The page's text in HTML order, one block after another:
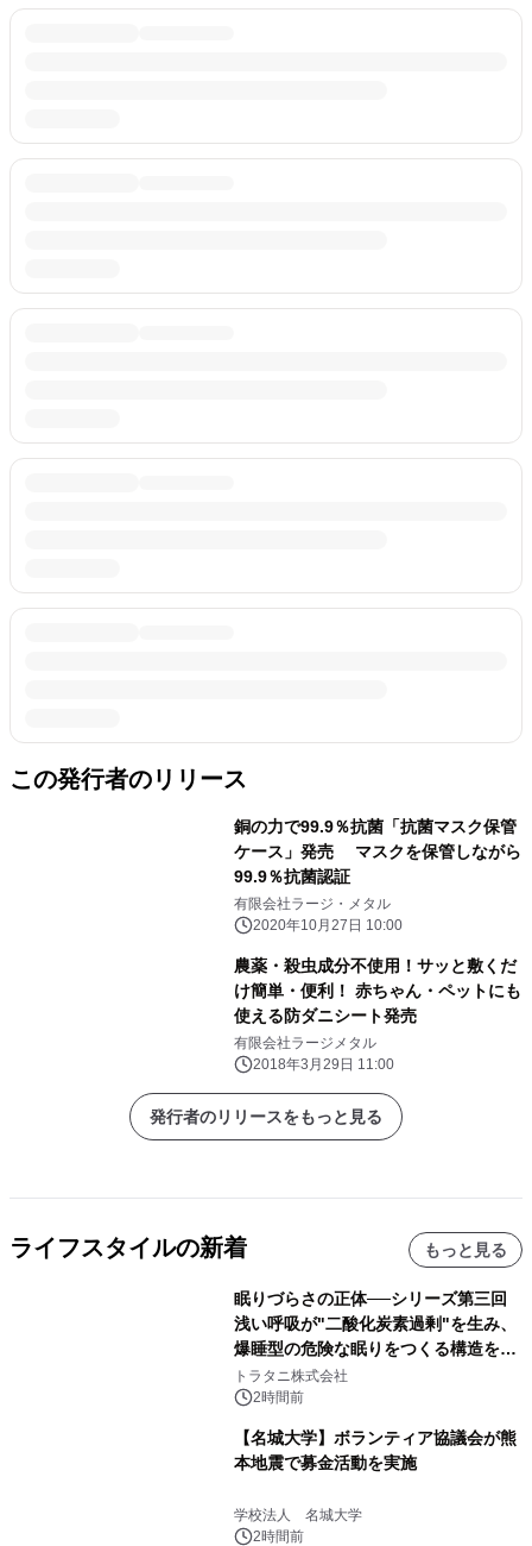
この発行者のリリース
銅の力で99.9％抗菌「抗菌マスク保管
ケース」発売 マスクを保管しながら
99.9％抗菌認証
有限会社ラージ・メタル
2020年10月27日 10:00
農薬・殺虫成分不使用！サッと敷くだ
け簡単・便利！ 赤ちゃん・ペットにも
使える防ダニシート発売
有限会社ラージメタル
2018年3月29日 11:00
発行者のリリースをもっと見る
ライフスタイルの新着 もっと見る
眠りづらさの正体──シリーズ第三回
浅い呼吸が"二酸化炭素過剰"を生み、
爆睡型の危険な眠りをつくる構造を解
説
トラタニ株式会社
2時間前
【名城大学】ボランティア協議会が熊
本地震で募金活動を実施
学校法人 名城大学
2時間前